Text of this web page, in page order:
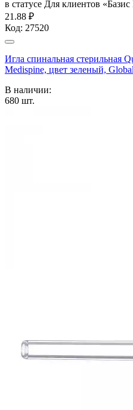
в статусе Для клиентов
21.88 ₽
Код: 27520
Игла спинальная стерильная
Medispine, цвет зеленый,
В наличии:
680 шт.